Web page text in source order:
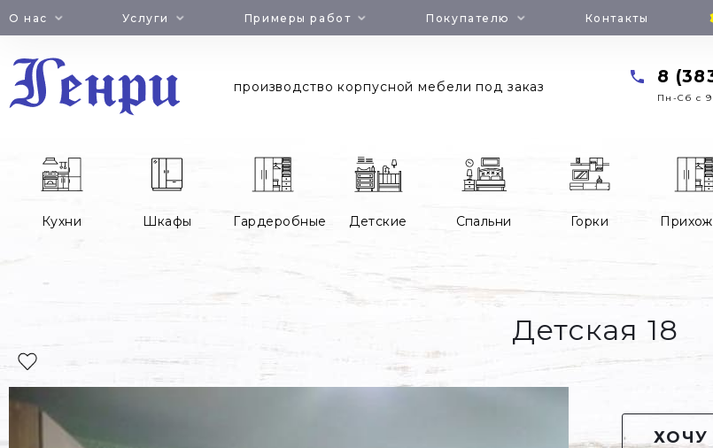
Jump
to
navigation
О нас Услуги Примеры работ Покупателю Контакты
производство корпусной мебели под заказ 8
Пн-Cб с
Кухни Шкафы Гардеробные Детские Спальни Горки
здесь
Детская 18
ХОЧУ